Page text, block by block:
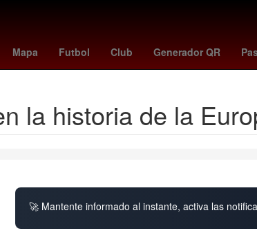
Mapa Futbol Club Generador QR
Beca Benito Juárez Belinda Agencia EFE
la historia de la
🚀 Mantente informado al instante, activa las